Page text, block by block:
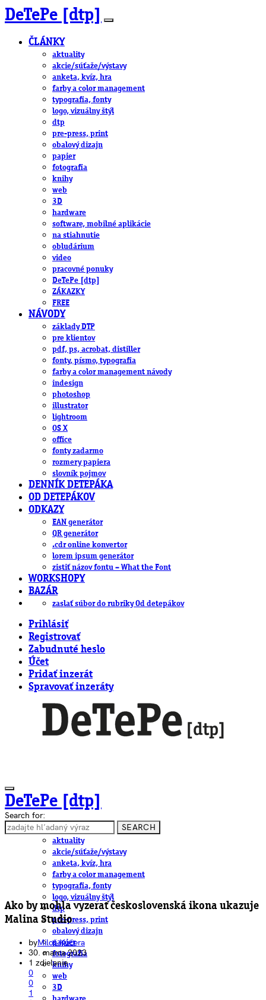
DeTePe [dtp]
ČLÁNKY
aktuality
akcie/súťaže/výstavy
anketa, kvíz, hra
farby a color management
typografia, fonty
logo, vizuálny štýl
dtp
pre-press, print
obalový dizajn
papier
fotografia
knihy
web
3D
hardware
software, mobilné aplikácie
na stiahnutie
obludárium
video
pracovné ponuky
DeTePe [dtp]
ZÁKAZKY
FREE
NÁVODY
základy DTP
pre klientov
pdf, ps, acrobat, distiller
fonty, písmo, typografia
farby a color management návody
indesign
photoshop
illustrator
lightroom
OS X
office
fonty zadarmo
rozmery papiera
slovník pojmov
DENNÍK DETEPÁKA
OD DETEPÁKOV
ODKAZY
EAN generátor
QR generátor
.cdr online konvertor
lorem ipsum generátor
zistiť názov fontu – What the Font
WORKSHOPY
BAZÁR
zaslať súbor do rubriky Od detepákov
Prihlásiť
Registrovať
Zabudnuté heslo
Účet
Pridať inzerát
Spravovať inzeráty
DeTePe [dtp]
ČLÁNKY
aktuality
akcie/súťaže/výstavy
anketa, kvíz, hra
farby a color management
typografia, fonty
logo, vizuálny štýl
dtp
pre-press, print
obalový dizajn
papier
fotografia
knihy
web
3D
Search for:
SEARCH
Ako by mohla vyzerať československá ikona ukazuje
Malina Studio
byMiloš Kučera
30. marca 2023
1 zdielanie
0
0
1